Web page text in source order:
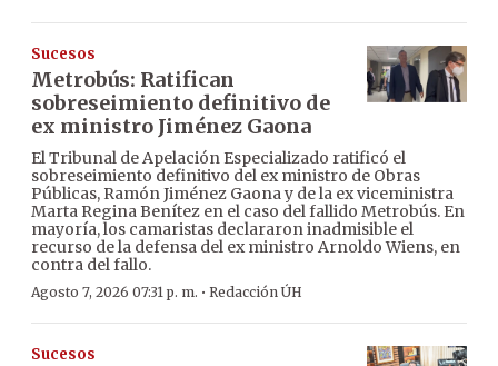
Sucesos
Metrobús: Ratifican
sobreseimiento definitivo de
ex ministro Jiménez Gaona
El Tribunal de Apelación Especializado ratificó el
sobreseimiento definitivo del ex ministro de Obras
Públicas, Ramón Jiménez Gaona y de la ex viceministra
Marta Regina Benítez en el caso del fallido Metrobús. En
mayoría, los camaristas declararon inadmisible el
recurso de la defensa del ex ministro Arnoldo Wiens, en
contra del fallo.
Agosto 7, 2026 07:31 p. m. · Redacción ÚH
Sucesos